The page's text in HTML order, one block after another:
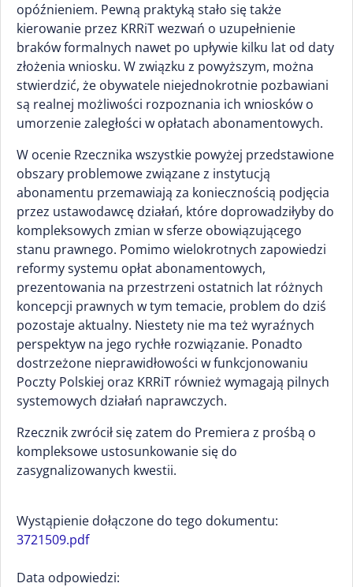
opóźnieniem. Pewną praktyką stało się także
kierowanie przez KRRiT wezwań o uzupełnienie
braków formalnych nawet po upływie kilku lat od daty
złożenia wniosku. W związku z powyższym, można
stwierdzić, że obywatele niejednokrotnie pozbawiani
są realnej możliwości rozpoznania ich wniosków o
umorzenie zaległości w opłatach abonamentowych.
W ocenie Rzecznika wszystkie powyżej przedstawione
obszary problemowe związane z instytucją
abonamentu przemawiają za koniecznością podjęcia
przez ustawodawcę działań, które doprowadziłyby do
kompleksowych zmian w sferze obowiązującego
stanu prawnego. Pomimo wielokrotnych zapowiedzi
reformy systemu opłat abonamentowych,
prezentowania na przestrzeni ostatnich lat różnych
koncepcji prawnych w tym temacie, problem do dziś
pozostaje aktualny. Niestety nie ma też wyraźnych
perspektyw na jego rychłe rozwiązanie. Ponadto
dostrzeżone nieprawidłowości w funkcjonowaniu
Poczty Polskiej oraz KRRiT również wymagają pilnych
systemowych działań naprawczych.
Rzecznik zwrócił się zatem do Premiera z prośbą o
kompleksowe ustosunkowanie się do
zasygnalizowanych kwestii.
Wystąpienie dołączone do tego dokumentu:
3721509.pdf
Data odpowiedzi: